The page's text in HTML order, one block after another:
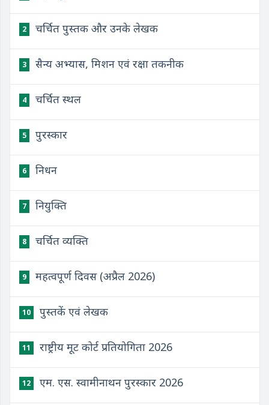
2 चर्चित पुस्तक और उनके लेखक
3 सैन्य अभ्यास, मिशन एवं रक्षा तकनीक
4 चर्चित स्थल
5 पुरस्कार
6 निधन
7 नियुक्ति
8 चर्चित व्यक्ति
9 महत्वपूर्ण दिवस (अप्रैल 2026)
10 पुस्तकें एवं लेखक
11 राष्ट्रीय मूट कोर्ट प्रतियोगिता 2026
12 एम. एस. स्वामीनाथन पुरस्कार 2026